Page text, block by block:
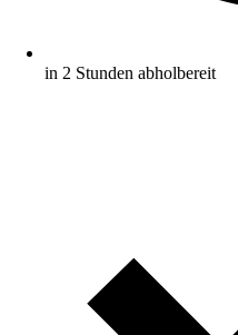
in 2 Stunden abholbereit